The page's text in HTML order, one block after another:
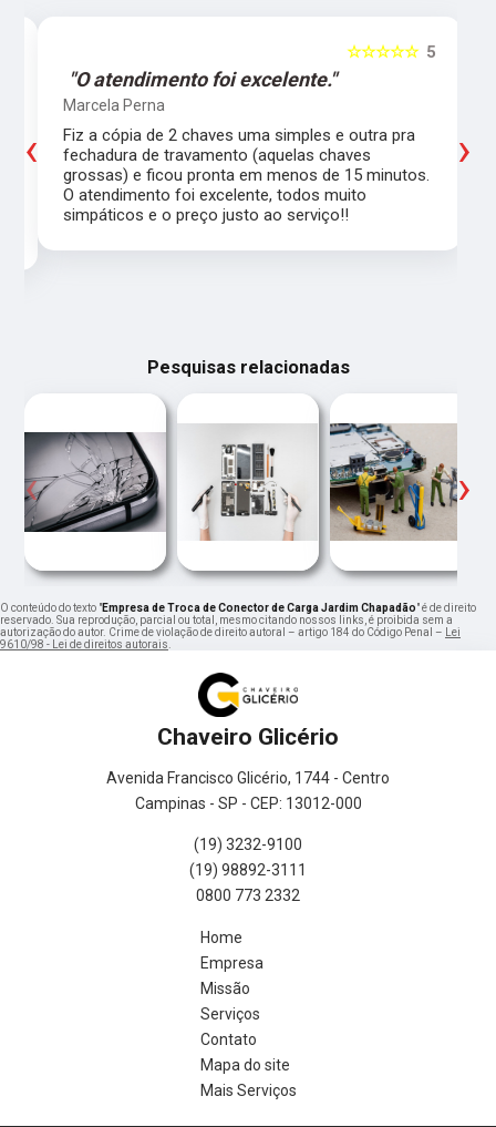
5
☆☆☆☆☆
"O atendimento foi excelente."
Marcela Perna
Fiz a cópia de 2 chaves uma simples e outra pra
fechadura de travamento (aquelas chaves
grossas) e ficou pronta em menos de 15 minutos.
O atendimento foi excelente, todos muito
simpáticos e o preço justo ao serviço!!
‹ ›
Pesquisas relacionadas
‹ ›
O conteúdo do texto "Empresa de Troca de Conector de Carga Jardim Chapadão" é de direito
reservado. Sua reprodução, parcial ou total, mesmo citando nossos links, é proibida sem a
autorização do autor. Crime de violação de direito autoral – artigo 184 do Código Penal –
Lei
9610/98 - Lei de direitos autorais
Chaveiro Glicério
Avenida Francisco Glicério, 1744 - Centro
Campinas - SP - CEP: 13012-000
(19) 3232-9100
(19) 98892-3111
0800 773 2332
Home
Empresa
Missão
Serviços
Contato
Mapa do site
Mais Serviços